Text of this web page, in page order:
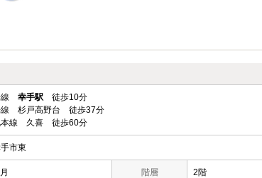
線 幸手駅 徒歩10分
線 杉戸高野台 徒歩37分
本線 久喜 徒歩60分
市東
階層 2階